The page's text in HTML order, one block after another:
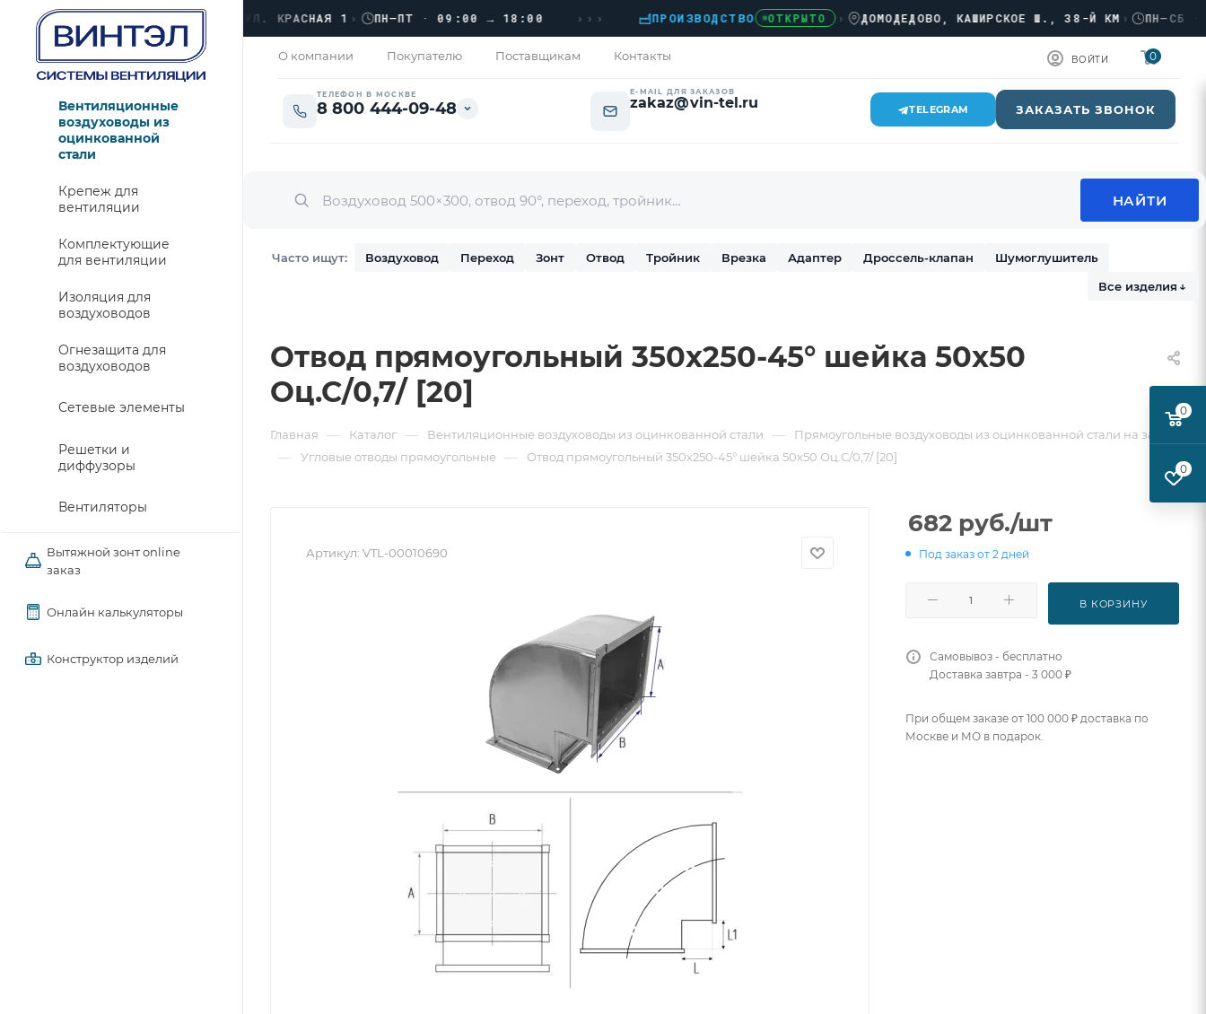
ЗАКРЫТО › ЛЮБЕРЦЫ, УЛ. КРАСНАЯ 1› ПН–ПТ · 09:00 → 18:00 ››› ПРОИЗВОДСТВО ОТКРЫТО › ДОМОДЕДОВО, КАШИРСКОЕ Ш., 38-Й КМ › ПН–СБ ·
О компании Покупателю Поставщикам Контакты ВОЙТИ 0
ТЕЛЕФОН В МОСКВЕ
8 800 444-09-48
E-MAIL ДЛЯ ЗАКАЗОВ
zakaz@vin-tel.ru TELEGRAM ЗАКАЗАТЬ ЗВОНОК
Часто ищут: Воздуховод Переход Зонт Отвод Тройник Врезка Адаптер Дроссель-клапан
Шумоглушитель
Все изделия ↓
Вентиляционные
воздуховоды из
оцинкованной
стали
Крепеж для
вентиляции
Комплектующие
для вентиляции
Изоляция для
воздуховодов
Огнезащита для
воздуховодов
Сетевые элементы
Решетки и
диффузоры
Вентиляторы
Вытяжной зонт online
заказ
Онлайн калькуляторы
Конструктор изделий
Отвод прямоугольный 350х250-45° шейка 50х50
Оц.С/0,7/ [20]
Главная — Каталог — Вентиляционные воздуховоды из оцинкованной стали — Прямоугольные воздуховоды из оцинкованной стали на заказ
— Угловые отводы прямоугольные — Отвод прямоугольный 350х250-45° шейка 50х50 Оц.С/0,7/ [20]
Артикул: VTL-00010690
682 руб./шт
Под заказ от 2 дней
В КОРЗИНУ
Самовывоз - бесплатно
Доставка завтра - 3 000 ₽
При общем заказе от 100 000 ₽ доставка по
Москве и МО в подарок.
0
0